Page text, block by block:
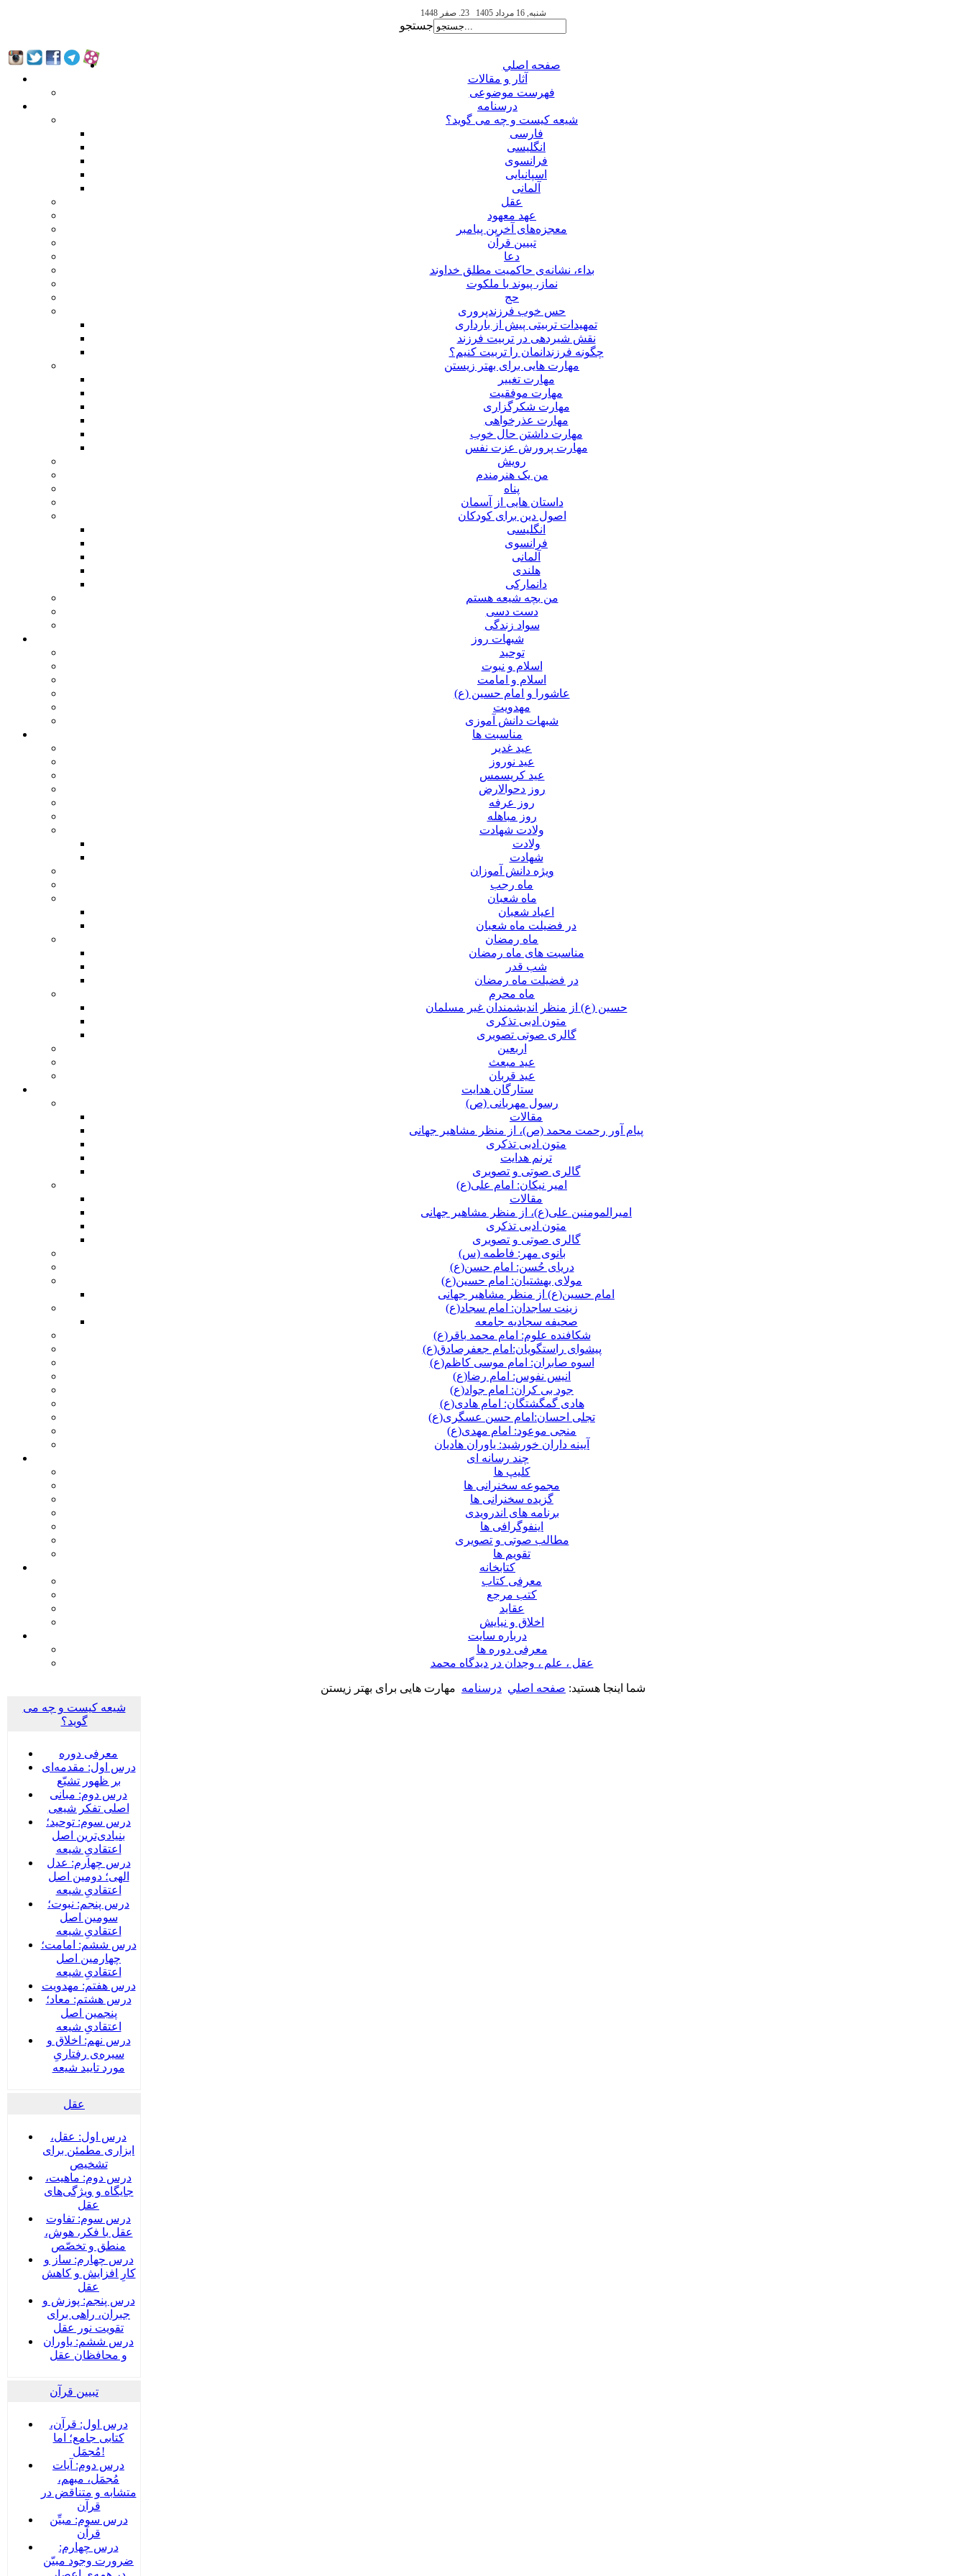
شنبه, 16 مرداد 1405 23. صفر 1448
جستجو
صفحه اصلي
آثار و مقالات
فهرست موضوعی
درسنامه
شیعه کیست و چه می گوید؟
فارسی
انگلیسی
فرانسوی
اسپانیایی
آلمانی
عقل
عهد معهود
معجزه‌های آخرین پیامبر
تبيين قرآن
دعا
بداء، نشانه‌ی حاکمیت مطلق خداوند
نماز، پیوند با ملکوت
حج
حس خوب فرزندپروری
تمهیدات تربیتی پیش از بارداری
نقش شیردهی در تربیت فرزند
چگونه فرزندانمان را تربیت کنیم؟
مهارت هایی برای بهتر زیستن
مهارت تغییر
مهارت موفقیت
مهارت شکرگزاری
مهارت عذرخواهی
مهارت داشتن حال خوب
مهارت پرورش عزت نفس
رویش
من یک هنرمندم
پناه
داستان هایی از آسمان
اصول دین برای کودکان
انگلیسی
فرانسوی
آلمانی
هلندی
دانمارکی
من بچه شیعه هستم
دست دسی
سواد زندگی
شبهات روز
توحید
اسلام و نبوت
اسلام و امامت
عاشورا و امام حسین (ع)
مهدویت
شبهات دانش آموزی
مناسبت ها
عید غدير
عید نوروز
عید کریسمس
روز دحوالارض
روز عرفه
روز مباهله
ولادت شهادت
ولادت
شهادت
ویژه دانش آموزان
ماه رجب
ماه شعبان
اعیاد شعبان
در فضیلت ماه شعبان
ماه رمضان
مناسبت های ماه رمضان
شب قدر
در فضیلت ماه رمضان
ماه محرم
حسین (ع) از منظر اندیشمندان غیر مسلمان
متون ادبی تذکری
گالری صوتی تصویری
اربعین
عید مبعث
عید قربان
ستارگان هدایت
رسول مهربانی (ص)
مقالات
پیام آور رحمت محمد (ص)، از منظر مشاهیر جهانی
متون ادبی تذکری
ترنم هدایت
گالری صوتی و تصویری
امیر نیکان: امام علی(ع)
مقالات
امیرالمومنین علی(ع)، از منظر مشاهیر جهانی
متون ادبی تذکری
گالری صوتی و تصویری
بانوی مهر: فاطمه (س)
دریای حُسن: امام حسن(ع)
مولای بهشتیان: امام حسین(ع)
امام حسین(ع) از منظر مشاهیر جهانی
زینت ساجدان: امام سجاد(ع)
صحیفه سجادیه جامعه
شکافنده علوم: امام محمد باقر(ع)
پیشوای راستگویان:امام جعفرصادق(ع)
اسوه صابران: امام موسی کاظم(ع)
انیس نفوس: امام رضا(ع)
جود بی کران: امام جواد(ع)
هادی گمگشتگان: امام هادی(ع)
تجلی احسان:امام حسن عسگری(ع)
منجی موعود: امام مهدی(ع)
آیینه داران خورشید: یاوران هادیان
چند رسانه ای
کلیپ ها
مجموعه سخنرانی ها
گزیده سخنرانی ها
برنامه های اندرویدی
اینفوگرافی ها
مطالب صوتی و تصویری
تقویم ها
كتابخانه
معرفی کتاب
کتب مرجع
عقاید
اخلاق و نیایش
درباره سايت
معرفی دوره ها
عقل ، علم ، وجدان در ديدگاه محمد
شما اینجا هستید: صفحه اصلي درسنامه مهارت هایی برای بهتر زیستن
شیعه کیست و چه می
گوید؟
معرفی دوره
درس اول: مقدمه‌ای
بر ظهور تشیّع
درس دوم: مبانی
اصلی تفکر شیعی
درس سوم: توحید؛
بنیادی‌‌ترین اصل
اعتقادیِ شیعه
درس چهارم: عدل
الهی؛ دومین اصل
اعتقادیِ شیعه
درس پنجم: نبوت؛
سومین اصل
اعتقادیِ شیعه
درس ششم: امامت؛
چهارمین اصل
اعتقادیِ شیعه
درس هفتم: مهدویت
درس هشتم: معاد؛
پنجمین اصل
اعتقادیِ شیعه
درس نهم: اخلاق و
سیره‌ی رفتاریِ
مورد تایید شیعه
عقل
درس اول: عقل،
ابزاری مطمئن برای
تشخیص
درس دوم: ماهیت،
جایگاه و ویژگی‌های
عقل
درس سوم: تفاوت
عقل با فکر، هوش،
منطق و تخصّص
درس چهارم: ساز و
کارِ افزایش و کاهش
عقل
درس پنجم: پوزش و
جبران، راهی برای
تقویت نور عقل
درس ششم: یاوران
و محافظان عقل
تبیین قرآن
درس اول: قرآن،
کتابی جامع؛ اما
مُجمَل!
درس دوم: آیات
مُجمَل، مبهم،
متشابه و متناقض در
قرآن
درس سوم: مبیِّن
قرآن
درس چهارم:
ضرورت وجود مبیّن